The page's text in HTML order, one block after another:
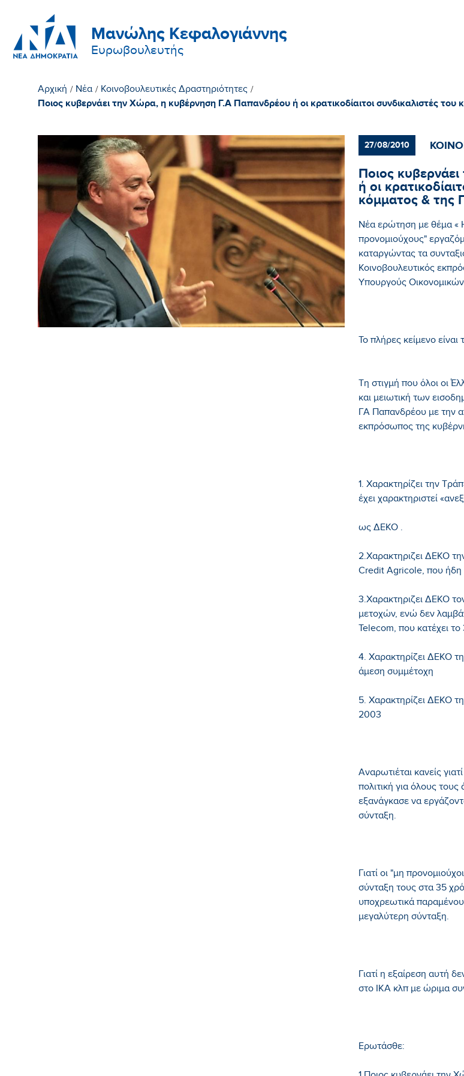
Μανώλης Κεφαλογιάννης
Ευρωβουλευτής
Αρχική / Νέα / Κοινοβουλευτικές Δραστηριότητες /
Ποιος κυβερνάει την Χώρα, η κυβέρνηση Γ.Α Παπανδρέου ή οι κρατικοδίαιτοι συνδικαλιστές
27/08/2010
Ποιος
ή οι
κόμματος & της
Νέα ερώτηση με θέμα «
προνομιούχους"
καταργώντας τα
Κοινοβουλευτικός
Υπουργούς
Το πλήρες κείμενο είναι
Τη στιγμή που όλοι οι
και μειωτική των
ΓΑ Παπανδρέου με την
εκπρόσωπος της
1. Χαρακτηρίζει την
έχει χαρακτηριστεί
ως ΔΕΚΟ .
2.Χαρακτηριζει ΔΕΚΟ
Credit Agricole, που ήδη
3.Χαρακτηριζει ΔΕΚΟ
μετοχών, ενώ δεν
Telecom, που κατέχει
4. Χαρακτηρίζει ΔΕΚΟ
άμεση συμμέτοχη
5. Χαρακτηρίζει ΔΕΚΟ
2003
Αναρωτιέται κανείς
πολιτική για όλους
εξανάγκασε να
σύνταξη.
Γιατί οι "μη
σύνταξη τους στα 35
υποχρεωτικά
μεγαλύτερη σύνταξη.
Γιατί η εξαίρεση αυτή
στο ΙΚΑ κλπ με ώριμα
Ερωτάσθε: